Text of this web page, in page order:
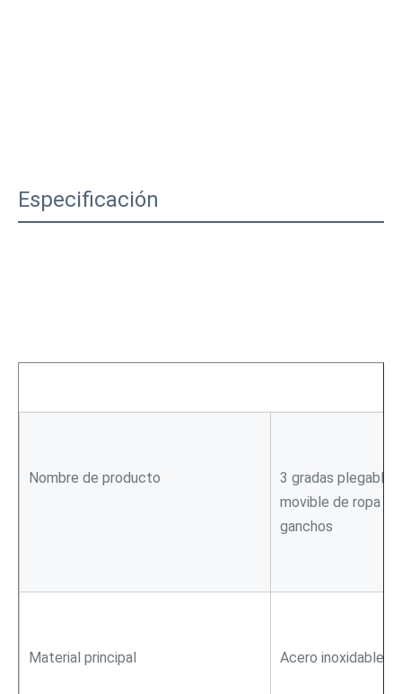
Especificación
Nombre de producto
3 gradas
movible de ropa
ganchos
Material principal Acero inoxidable